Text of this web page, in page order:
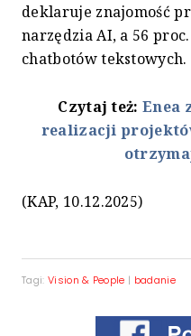
deklaruje znajomość
narzędzia AI, a 56
chatbotów tekstowych.
Czytaj też:Enea
realizacji
(KAP, 10.12.2025)
Tagi: Vision & People | badanie